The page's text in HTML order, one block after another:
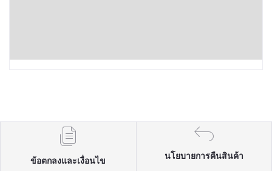
ข้อตกลงและเงื่อนไข
นโยบายการคืนสินค้า